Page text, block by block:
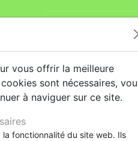
Je veux retirer
de la
BiblesLivreseBooks
vous offrir la meilleure
sont nécessaires,
à naviguer sur ce site.
fonctionnalité du site web. Ils